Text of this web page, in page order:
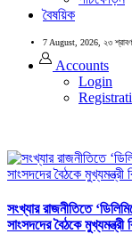
বৈষয়িক
7 August, 2026, ২৩
Accounts
Login
সংখ্যার রাজনীতিতে
সাংসদদের বৈঠকে মুখ্যমন্ত্রী